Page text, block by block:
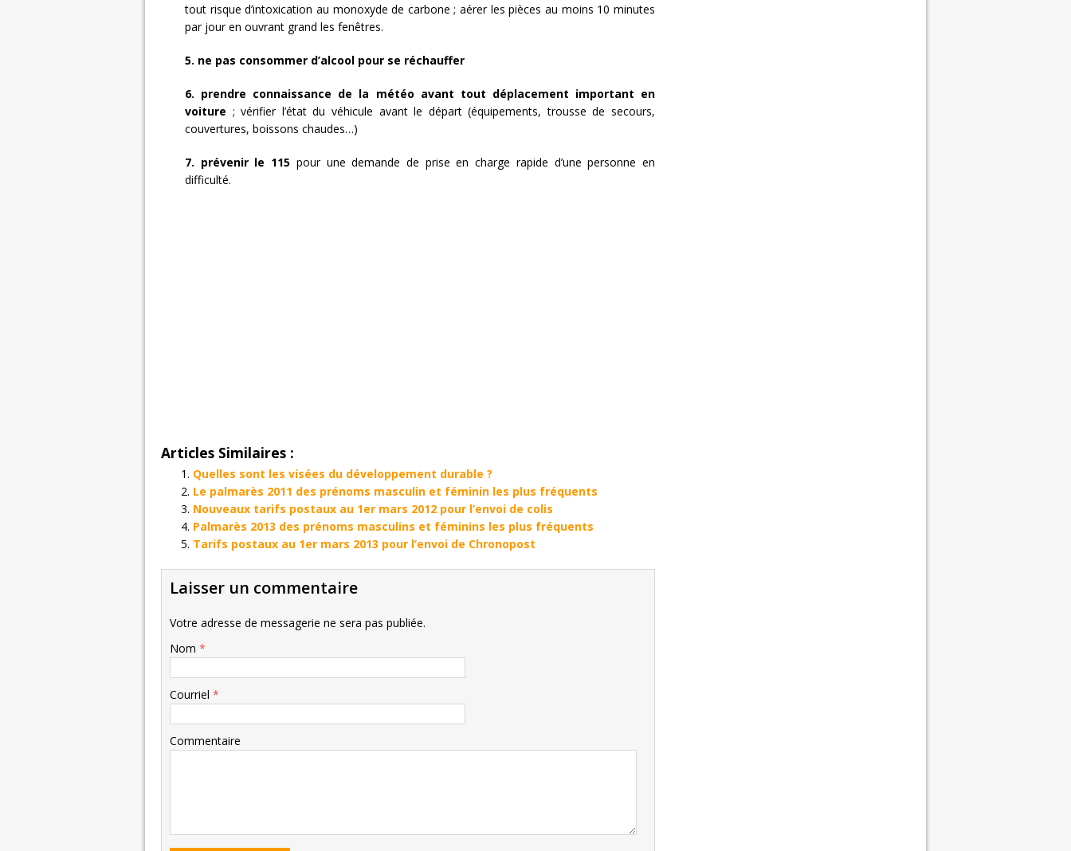
tout risque d’intoxication au monoxyde de carbone ; aérer les pièces au moins 10 minutes
par jour en ouvrant grand les fenêtres.
5. ne pas consommer d’alcool pour se réchauffer
6. prendre connaissance de la météo avant tout déplacement important en
voiture ; vérifier l’état du véhicule avant le départ (équipements, trousse de secours,
couvertures, boissons chaudes…)
7. prévenir le 115 pour une demande de prise en charge rapide d’une personne en
difficulté.
Articles Similaires :
Quelles sont les visées du développement durable ?
Le palmarès 2011 des prénoms masculin et féminin les plus fréquents
Nouveaux tarifs postaux au 1er mars 2012 pour l’envoi de colis
Palmarès 2013 des prénoms masculins et féminins les plus fréquents
Tarifs postaux au 1er mars 2013 pour l’envoi de Chronopost
Laisser un commentaire
Votre adresse de messagerie ne sera pas publiée.
Nom *
Courriel *
Commentaire